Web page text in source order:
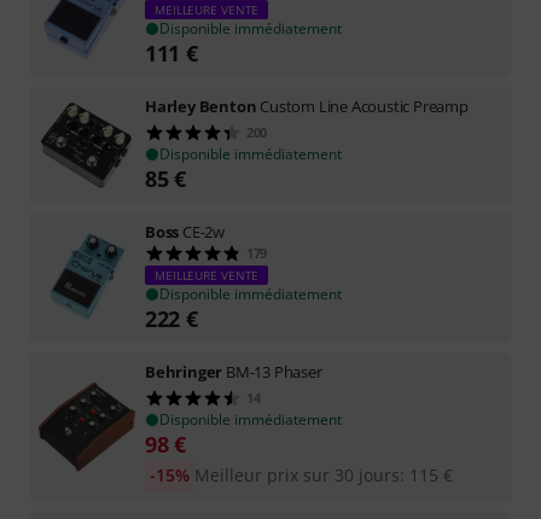
MEILLEURE VENTE
Disponible immédiatement
111 €
Harley Benton Custom Line Acoustic Preamp
200
Disponible immédiatement
85€
Boss CE-2w
179
MEILLEURE VENTE
Disponible immédiatement
222 €
Behringer BM-13 Phaser
14
Disponible immédiatement
98€
Meilleur prix sur 30 jours: 115 €
-15%